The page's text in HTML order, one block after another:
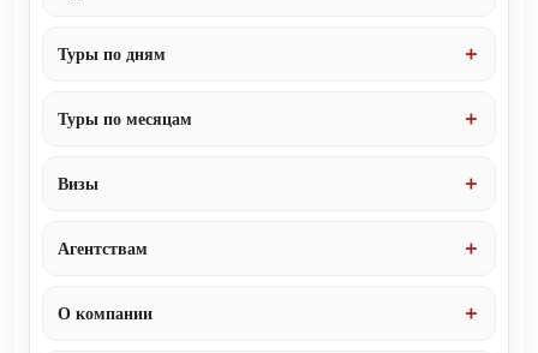
Туры по дням
Туры по месяцам
Визы
Агентствам
О компании